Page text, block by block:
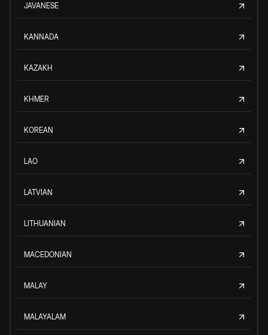
JAVANESE
KANNADA
KAZAKH
KHMER
KOREAN
LAO
LATVIAN
LITHUANIAN
MACEDONIAN
MALAY
MALAYALAM